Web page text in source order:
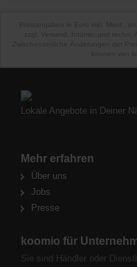
Lokale Angebote in Deiner
Mehr erfahren
Über uns
Jobs
Presse
koomio für
Sie sind Händler oder